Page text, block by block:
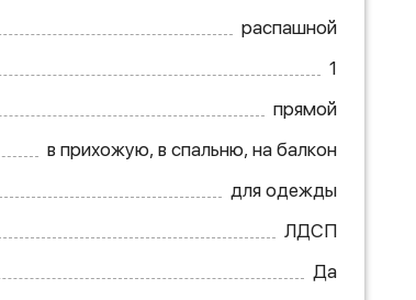
распашной
1
прямой
в прихожую, в спальню, на балкон
для одежды
ЛДСП
Да